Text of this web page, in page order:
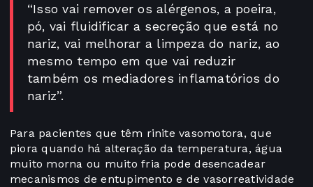
“Isso vai remover os alérgenos, a poeira,
pó, vai fluidificar a secreção que está no
nariz, vai melhorar a limpeza do nariz, ao
mesmo tempo em que vai reduzir
também os mediadores inflamatórios do
nariz”.
Para pacientes que têm rinite vasomotora, que
piora quando há alteração da temperatura, água
muito morna ou muito fria pode desencadear
mecanismos de entupimento e de vasorreatividade